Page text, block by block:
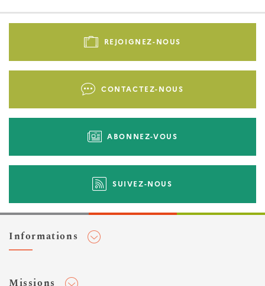
Pied
-
REJOIGNEZ-NOUS
CONTACTEZ-NOUS
ABONNEZ-VOUS
SUIVEZ-NOUS
Informations
Missions